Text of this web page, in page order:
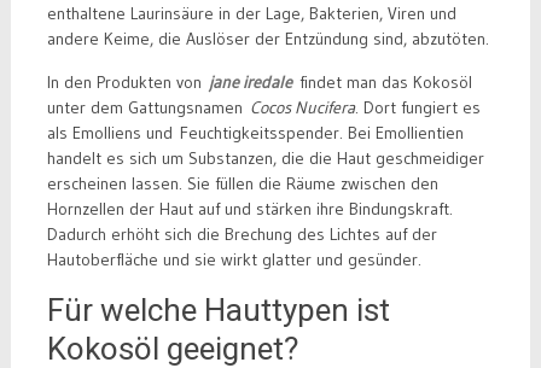
enthaltene Laurinsäure in der Lage, Bakterien, Viren und
andere Keime, die Auslöser der Entzündung sind, abzutöten.
In den Produkten von jane iredalefindet man das Kokosöl
unter dem Gattungsnamen Cocos Nucifera. Dort fungiert es
als Emolliens und Feuchtigkeitsspender. Bei Emollientien
handelt es sich um Substanzen, die die Haut geschmeidiger
erscheinen lassen. Sie füllen die Räume zwischen den
Hornzellen der Haut auf und stärken ihre Bindungskraft.
Dadurch erhöht sich die Brechung des Lichtes auf der
Hautoberfläche und sie wirkt glatter und gesünder.
Für welche Hauttypen ist
Kokosöl geeignet?